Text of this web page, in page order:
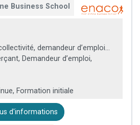
Business School
demandeur d’emploi...
Demandeur d’emploi,
Formation initiale
d'informations